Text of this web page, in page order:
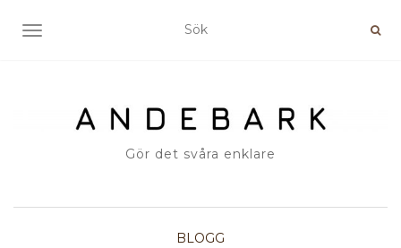
SLÅ PÅ/AV NAVIGERING
Gör det svåra enklare
BLOGG